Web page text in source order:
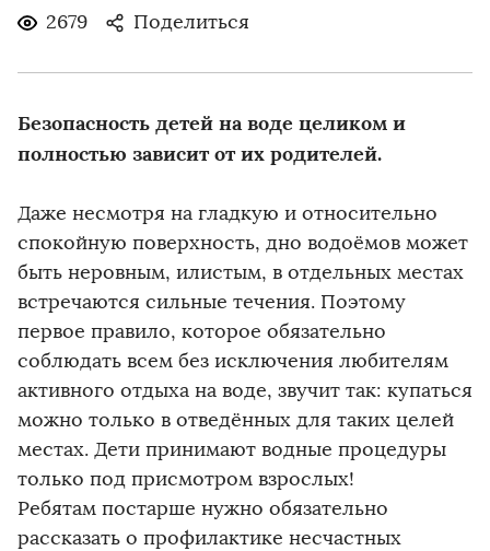
2679 Поделиться
Безопасность детей на воде целиком и
полностью зависит от их родителей.
Даже несмотря на гладкую и относительно
спокойную поверхность, дно водоёмов может
быть неровным, илистым, в отдельных местах
встречаются сильные течения. Поэтому
первое правило, которое обязательно
соблюдать всем без исключения любителям
активного отдыха на воде, звучит так: купаться
можно только в отведённых для таких целей
местах. Дети принимают водные процедуры
только под присмотром взрослых!
Ребятам постарше нужно обязательно
рассказать о профилактике несчастных